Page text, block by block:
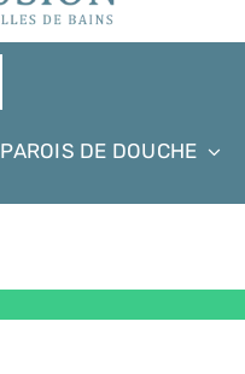
PAROIS DE DOUCHE